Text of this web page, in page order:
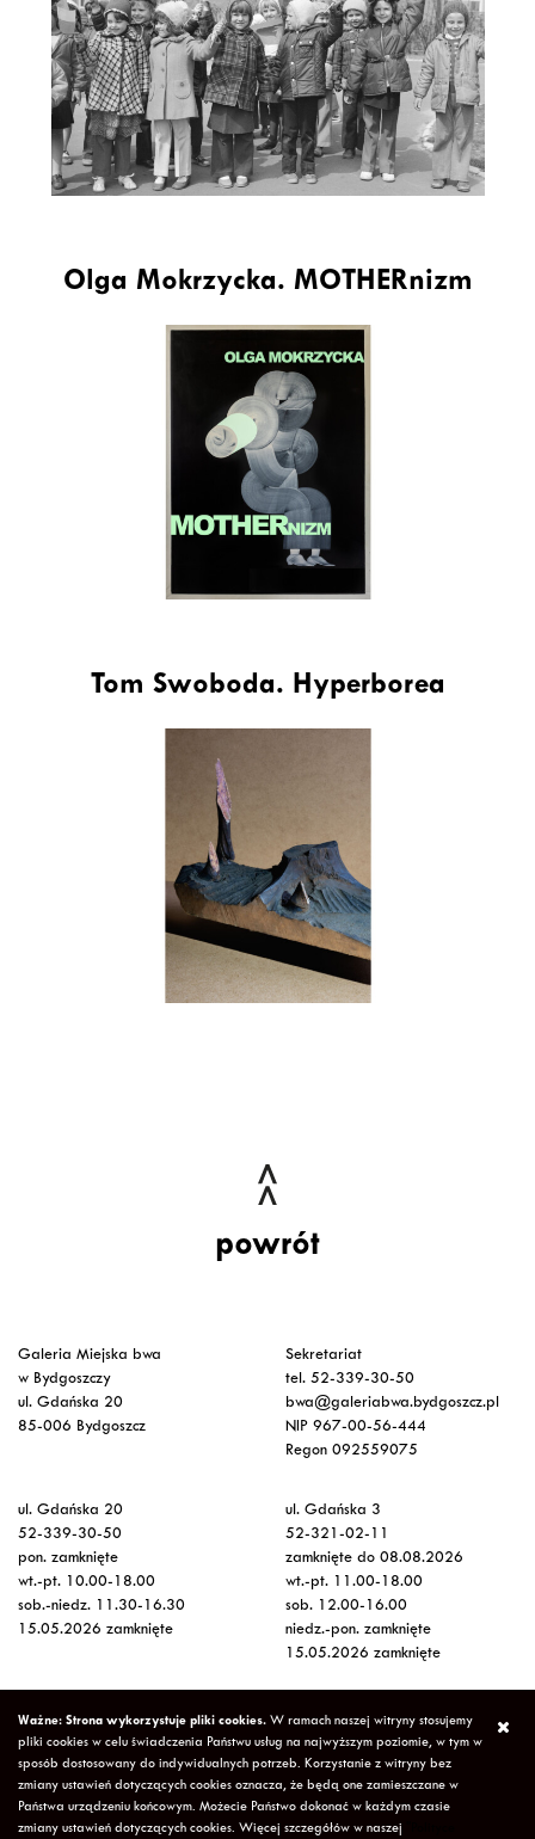
Olga Mokrzycka. MOTHERnizm
Tom Swoboda. Hyperborea
powrót
Galeria Miejska bwa
w Bydgoszczy
ul. Gdańska 20
85-006 Bydgoszcz
Sekretariat
tel. 52-339-30-50
bwa@galeriabwa.bydgoszcz.pl
NIP 967-00-56-444
Regon 092559075
ul. Gdańska 20
52-339-30-50
pon. zamknięte
wt.-pt. 10.00-18.00
sob.-niedz. 11.30-16.30
15.05.2026 zamknięte
ul. Gdańska 3
52-321-02-11
zamknięte do 08.08.2026
wt.-pt. 11.00-18.00
sob. 12.00-16.00
niedz.-pon. zamknięte
15.05.2026 zamknięte
Wstęp na wystawy
bezpłatny
Copyright © 2026 Galeria Miejska bwa w Bydgoszczy
Polityka
Prywatności
Deklaracja Dostępności
Mapa strony
Ważne: Strona wykorzystuje pliki cookies. W ramach naszej witryny stosujemy
pliki cookies w celu świadczenia Państwu usług na najwyższym poziomie, w tym w
sposób dostosowany do indywidualnych potrzeb. Korzystanie z witryny bez
zmiany ustawień dotyczących cookies oznacza, że będą one zamieszczane w
Państwa urządzeniu końcowym. Możecie Państwo dokonać w każdym czasie
zmiany ustawień dotyczących cookies. Więcej szczegółów w naszej